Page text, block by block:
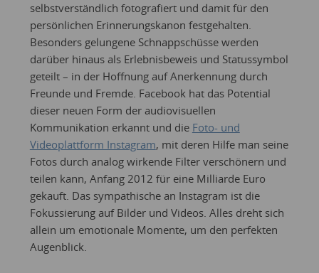
selbstverständlich fotografiert und damit für den
persönlichen Erinnerungskanon festgehalten.
Besonders gelungene Schnappschüsse werden
darüber hinaus als Erlebnisbeweis und Statussymbol
geteilt – in der Hoffnung auf Anerkennung durch
Freunde und Fremde. Facebook hat das Potential
dieser neuen Form der audiovisuellen
Kommunikation erkannt und die Foto- und
Videoplattform Instagram, mit deren Hilfe man seine
Fotos durch analog wirkende Filter verschönern und
teilen kann, Anfang 2012 für eine Milliarde Euro
gekauft. Das sympathische an Instagram ist die
Fokussierung auf Bilder und Videos. Alles dreht sich
allein um emotionale Momente, um den perfekten
Augenblick.